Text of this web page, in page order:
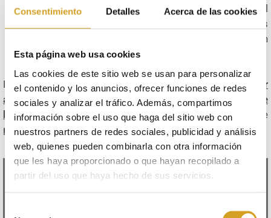
Consentimiento Detalles Acerca de las cookies
Esta página web usa cookies
Las cookies de este sitio web se usan para personalizar
el contenido y los anuncios, ofrecer funciones de redes
sociales y analizar el tráfico. Además, compartimos
información sobre el uso que haga del sitio web con
nuestros partners de redes sociales, publicidad y análisis
web, quienes pueden combinarla con otra información
que les haya proporcionado o que hayan recopilado a
partir del uso que haya hecho de sus servicios.
tendrá la obligación de continuar con la vigencia del
contrato hasta agotar esos plazos, respetando los
términos establecidos (renta, duración, actualización
de la renta, etc).
Por lo tanto, el propietario y vendedorno puede solicitar
al inquilino el desalojo de la vivienda por el simple
hecho de su venta, independientemente de si ello le
perjudica a la hora de establecer un precio de venta.